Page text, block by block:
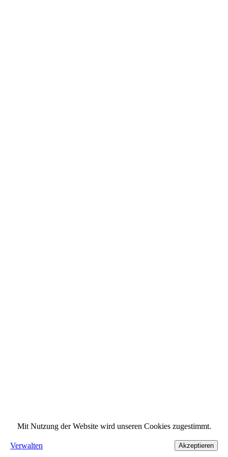
Mit Nutzung der Website wird unseren Cookies zugestimmt.
Verwalten Akzeptieren